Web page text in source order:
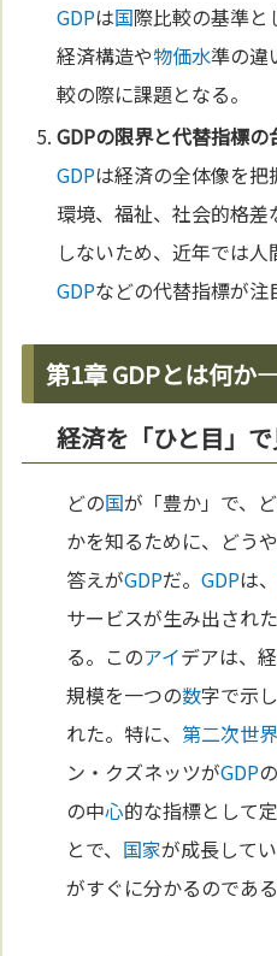
GDPは国際比較の基準と
経済構造や物価水準の違
較の際に課題となる。
GDPの限界と代替指標の
GDPは経済の全体像を把
環境、福祉、社会的格
しないため、近年では人
GDPなどの代替指標が注
第1章 GDPとは何か
経済を「ひと目」
どの国が「豊か」で、
かを知るために、どう
答えがGDPだ。GDPは、
サービスが生み出され
る。このアイデアは、
規模を一つの数字で示
れた。特に、第二次世
ン・クズネッツがGDP
の中心的な指標として
とで、 国家が成長して
がすぐに分かるのである